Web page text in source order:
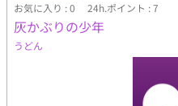
お気に入り : 0 24h.ポイント : 7
灰かぶりの少年
うどん